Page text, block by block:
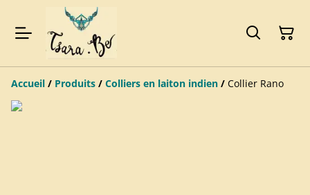
Accueil / Produits / Colliers en laiton indien / Collier Rano